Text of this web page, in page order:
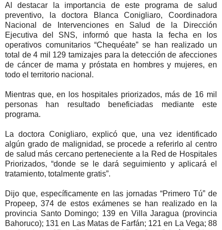
Al destacar la importancia de este programa de salud
preventivo, la doctora Blanca Conigliaro, Coordinadora
Nacional de Intervenciones en Salud de la Dirección
Ejecutiva del SNS, informó que hasta la fecha en los
operativos comunitarios “Chequéate” se han realizado un
total de 4 mil 129 tamizajes para la detección de afecciones
de cáncer de mama y próstata en hombres y mujeres, en
todo el territorio nacional.
Mientras que, en los hospitales priorizados, más de 16 mil
personas han resultado beneficiadas mediante este
programa.
La doctora Conigliaro, explicó que, una vez identificado
algún grado de malignidad, se procede a referirlo al centro
de salud más cercano perteneciente a la Red de Hospitales
Priorizados, “donde se le dará seguimiento y aplicará el
tratamiento, totalmente gratis”.
Dijo que, específicamente en las jornadas “Primero Tú” de
Propeep, 374 de estos exámenes se han realizado en la
provincia Santo Domingo; 139 en Villa Jaragua (provincia
Bahoruco); 131 en Las Matas de Farfán; 121 en La Vega; 88